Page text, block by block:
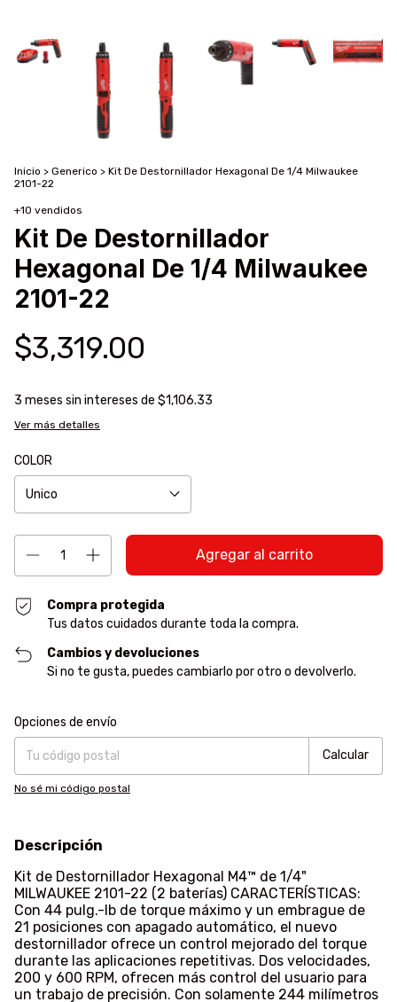
Inicio > Generico > Kit De Destornillador Hexagonal De 1/4 Milwaukee
2101-22
+10 vendidos
Kit De Destornillador
Hexagonal De 1/4 Milwaukee
2101-22
$3,319.00
3 meses sin intereses de $1,106.33
Ver más detalles
COLOR
Compra protegida
Tus datos cuidados durante toda la compra.
Cambios y devoluciones
Si no te gusta, puedes cambiarlo por otro o devolverlo.
Entregas para el CP:
Opciones de envío
Calcular
No sé mi código postal
Descripción
Kit de Destornillador Hexagonal M4™ de 1/4"
MILWAUKEE 2101-22 (2 baterías) CARACTERÍSTICAS:
Con 44 pulg.-lb de torque máximo y un embrague de
21 posiciones con apagado automático, el nuevo
destornillador ofrece un control mejorado del torque
durante las aplicaciones repetitivas. Dos velocidades,
200 y 600 RPM, ofrecen más control del usuario para
un trabajo de precisión. Con solamente 244 milímetros